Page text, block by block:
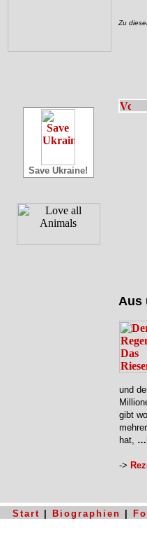
Save Ukraine!
Zu
Aus
und
gibt
hat, …
->
Start Biographien